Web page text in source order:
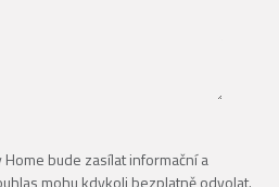
bude zasílat informační a
mohu kdykoli bezplatně odvolat.